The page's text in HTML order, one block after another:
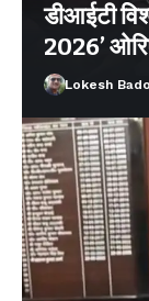
डीआईटी
2026’
Lokesh